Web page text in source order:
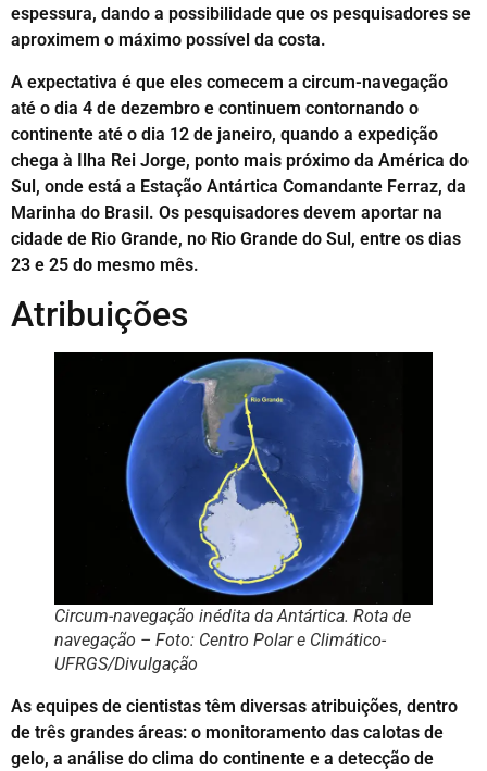
espessura, dando a possibilidade que os pesquisadores se
aproximem o máximo possível da costa.
A expectativa é que eles comecem a circum-navegação
até o dia 4 de dezembro e continuem contornando o
continente até o dia 12 de janeiro, quando a expedição
chega à Ilha Rei Jorge, ponto mais próximo da América do
Sul, onde está a Estação Antártica Comandante Ferraz, da
Marinha do Brasil. Os pesquisadores devem aportar na
cidade de Rio Grande, no Rio Grande do Sul, entre os dias
23 e 25 do mesmo mês.
Atribuições
Circum-navegação inédita da Antártica. Rota de
navegação – Foto: Centro Polar e Climático-
UFRGS/Divulgação
As equipes de cientistas têm diversas atribuições, dentro
de três grandes áreas: o monitoramento das calotas de
gelo, a análise do clima do continente e a detecção de